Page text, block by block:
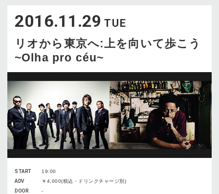
2
3 4 5
16
17 18 19 20 21
22
23
24 25
30
31
2016.11.29 TUE
リオから東京へ:上を向いて歩こう
~Olha pro céu~
START
19:00
ADV
￥4,000(税込・ドリンクチャージ別)
DOOR
-